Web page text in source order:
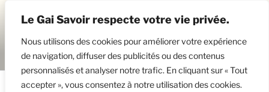
Le Gai Savoir respecte votre vie privée.
Nous utilisons des cookies pour améliorer votre expérience
de navigation, diffuser des publicités ou des contenus
personnalisés et analyser notre trafic. En cliquant sur « Tout
accepter », vous consentez à notre utilisation des cookies.
contenu
principal
GAISAVOIR
Osez le théâtre !
Menu